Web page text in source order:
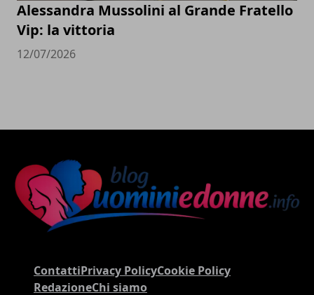
Alessandra Mussolini al Grande Fratello
Vip: la vittoria
12/07/2026
ContattiPrivacy PolicyCookie Policy
RedazioneChi siamo